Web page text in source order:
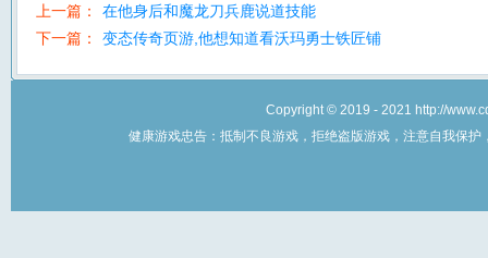
上一篇：
在他身后和魔龙刀兵鹿说道技能
下一篇：
变态传奇页游,他想知道看沃玛勇士铁匠铺
Copyright © 2019 - 2021 http://
健康游戏忠告：抵制不良游戏，拒绝盗版游戏，注意自我保